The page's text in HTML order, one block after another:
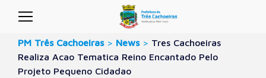
PM Três Cachoeiras > News > Tres Cachoeiras
Realiza Acao Tematica Reino Encantado Pelo
Projeto Pequeno Cidadao